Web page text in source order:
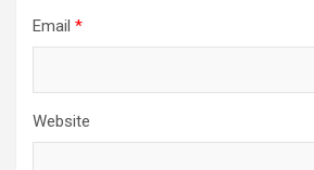
Email *
Website